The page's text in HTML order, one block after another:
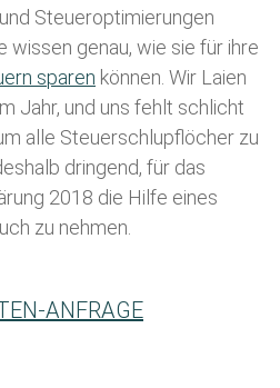
Steueroptimierungen
wissen genau, wie sie für ihre
sparen können. Wir Laien
Jahr, und uns fehlt schlicht
alle Steuerschlupflöcher zu
dringend, für das
2018 die Hilfe eines
zu nehmen.
ANFRAGE